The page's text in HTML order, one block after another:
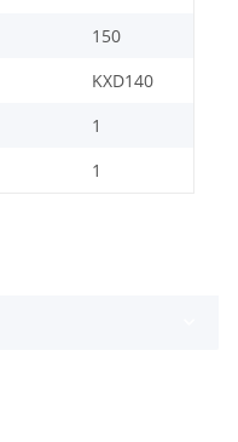
150
KXD140
1
1